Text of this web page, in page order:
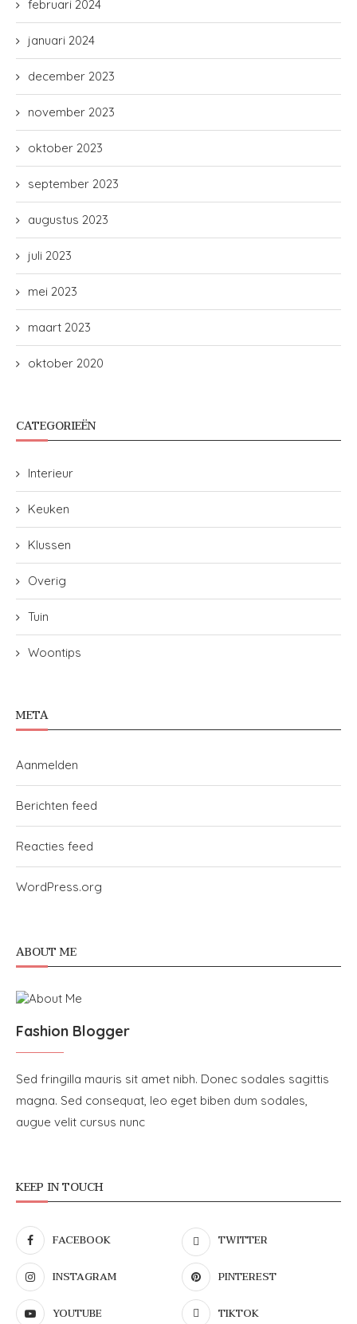
februari 2024
januari 2024
december 2023
november 2023
oktober 2023
september 2023
augustus 2023
juli 2023
mei 2023
maart 2023
oktober 2020
CATEGORIEËN
Interieur
Keuken
Klussen
Overig
Tuin
Woontips
META
Aanmelden
Berichten feed
Reacties feed
WordPress.org
ABOUT ME
Fashion Blogger
Sed fringilla mauris sit amet nibh. Donec sodales sagittis
magna. Sed consequat, leo eget biben dum sodales,
augue velit cursus nunc
KEEP IN TOUCH
FACEBOOK TWITTER
INSTAGRAM PINTEREST
YOUTUBE TIKTOK